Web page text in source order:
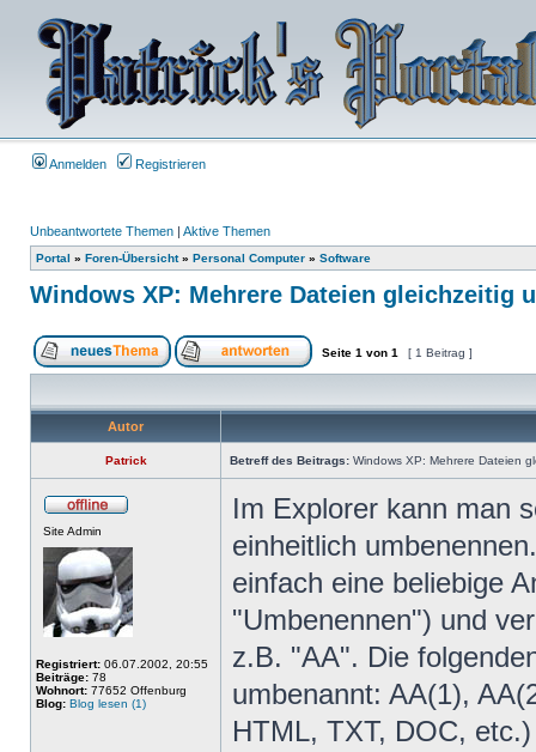
Anmelden Registrieren
Unbeantwortete Themen | Aktive Themen
Portal » Foren-Übersicht» Personal Computer » Software
Windows XP: Mehrere Dateien gleichzeitig
Seite 1 von 1 [ 1 Beitrag ]
Autor
Patrick Betreff des Beitrags: Windows XP: Mehrere Dateien
Site Admin
Registriert: 06.07.2002, 20:55
Beiträge: 78
Wohnort: 77652 Offenburg
Blog: Blog lesen (1)
Im Explorer kann man
einheitlich
einfach eine beliebige
"Umbenennen") und
z.B. "AA". Die
umbenannt: AA(1),
HTML, TXT, DOC,